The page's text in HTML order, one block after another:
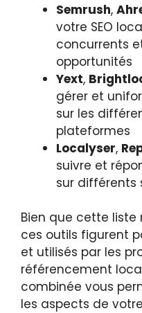
Semrush,
votre SEO
concurrents
opportunités
Yext,
gérer et
sur les
plateformes
Localyser,
suivre et
sur différents
Bien que cette liste
ces outils figurent
et utilisés par les
référencement
combinée vous
les aspects de